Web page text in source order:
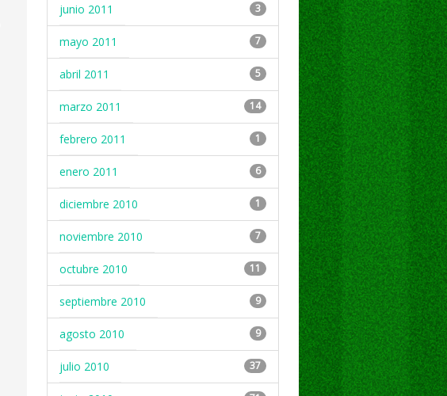
junio 2011 3
mayo 2011 7
abril 2011 5
marzo 2011 14
febrero 2011 1
enero 2011 6
diciembre 2010 1
noviembre 2010 7
octubre 2010 11
septiembre 2010 9
agosto 2010 9
julio 2010 37